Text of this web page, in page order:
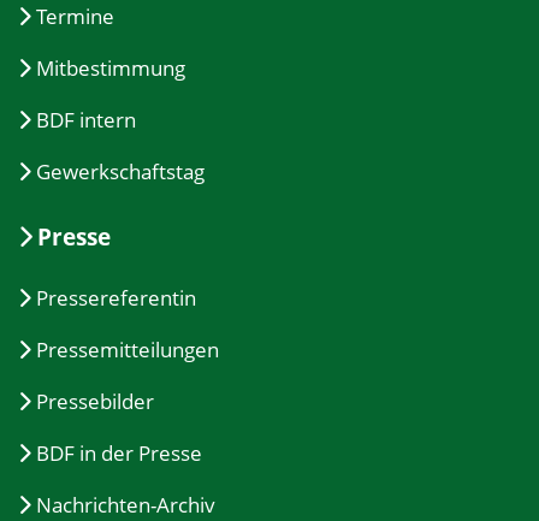
Termine
Mitbestimmung
BDF intern
Gewerkschaftstag
Presse
Pressereferentin
Pressemitteilungen
Pressebilder
BDF in der Presse
Nachrichten-Archiv